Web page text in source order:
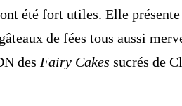
été fort utiles. Elle
de fées tous aussi
des Fairy Cakes sucrés de